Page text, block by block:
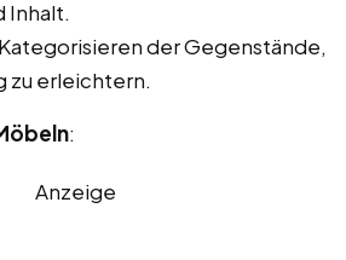
Inhalt.
der Gegenstände,
zu erleichtern.
:
Anzeige